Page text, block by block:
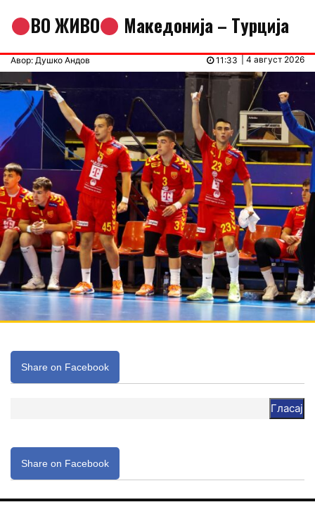
ВО ЖИВО Македонија – Tурција
Авор: Душко Андов | 4 август 2026
11:33
Share on Facebook
Гласај
Share on Facebook